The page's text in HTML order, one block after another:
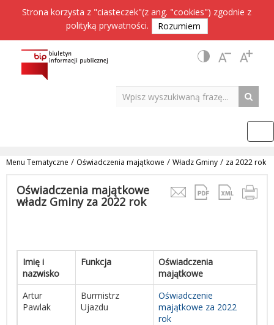
Strona korzysta z "ciasteczek"(z ang. "cookies") zgodnie z
polityką prywatności. Rozumiem
Menu Tematyczne / Oświadczenia majątkowe / Władz Gminy / za 2022 rok
Oświadczenia majątkowe
władz Gminy za 2022 rok
Imię i
nazwisko
Funkcja
Oświadczenia
majątkowe
Artur
Pawlak
Burmistrz
Ujazdu
Oświadczenie
majątkowe za 2022
rok